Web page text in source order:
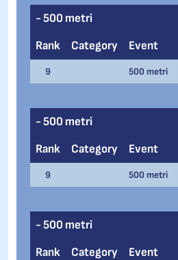
- 500 metri
Rank
Category Event
9 500 metri
- 500 metri
Rank
Category Event
9 500 metri
- 500 metri
Rank
Category Event